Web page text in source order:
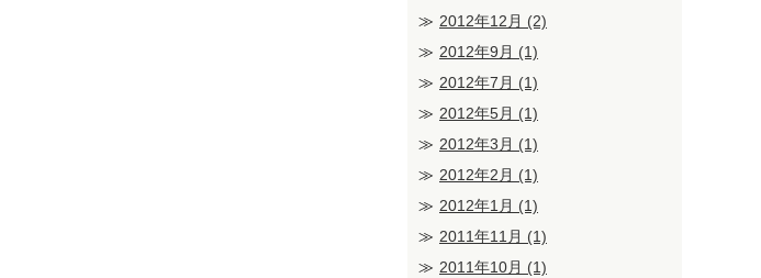
2012年12月 (2)
2012年9月 (1)
2012年7月 (1)
2012年5月 (1)
2012年3月 (1)
2012年2月 (1)
2012年1月 (1)
2011年11月 (1)
2011年10月 (1)